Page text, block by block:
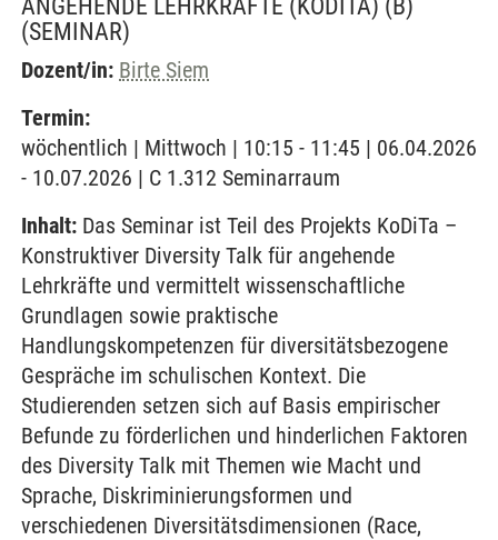
ANGEHENDE LEHRKRÄFTE (KODITA) (B)
(SEMINAR)
Dozent/in: Birte Siem
Termin:
wöchentlich | Mittwoch | 10:15 - 11:45 | 06.04.2026
- 10.07.2026 | C 1.312 Seminarraum
Inhalt: Das Seminar ist Teil des Projekts KoDiTa –
Konstruktiver Diversity Talk für angehende
Lehrkräfte und vermittelt wissenschaftliche
Grundlagen sowie praktische
Handlungskompetenzen für diversitätsbezogene
Gespräche im schulischen Kontext. Die
Studierenden setzen sich auf Basis empirischer
Befunde zu förderlichen und hinderlichen Faktoren
des Diversity Talk mit Themen wie Macht und
Sprache, Diskriminierungsformen und
verschiedenen Diversitätsdimensionen (Race,